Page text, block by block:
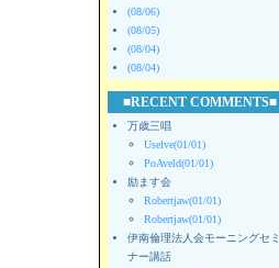
(08/06)
(08/05)
(08/04)
(08/04)
■RECENT COMMENTS■
万歳三唱
Uselve(01/01)
PoAveld(01/01)
励ます会
Robertjaw(01/01)
Robertjaw(01/01)
伊南倫理法人会モーニングセミ
ナー講話